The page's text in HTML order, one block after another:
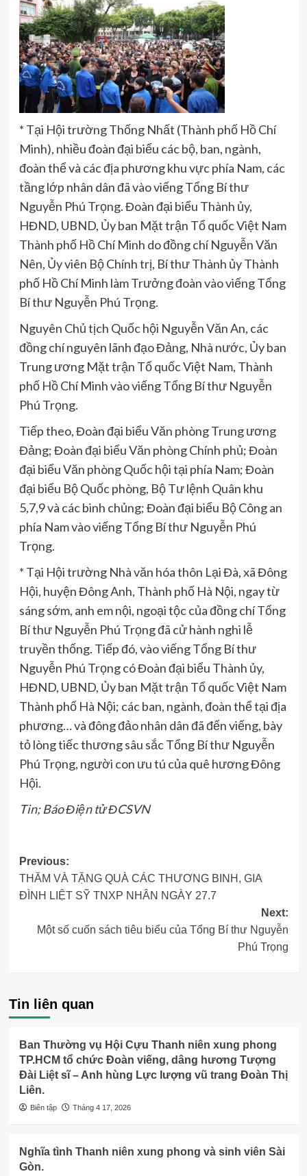
* Tại Hội trường Thống Nhất (Thành phố Hồ Chí
Minh), nhiều đoàn đại biểu các bộ, ban, ngành,
đoàn thể và các địa phương khu vực phía Nam, các
tầng lớp nhân dân đã vào viếng Tổng Bí thư
Nguyễn Phú Trọng. Đoàn đại biểu Thành ủy,
HĐND, UBND, Ủy ban Mặt trận Tổ quốc Việt Nam
Thành phố Hồ Chí Minh do đồng chí Nguyễn Văn
Nên, Ủy viên Bộ Chính trị, Bí thư Thành ủy Thành
phố Hồ Chí Minh làm Trưởng đoàn vào viếng Tổng
Bí thư Nguyễn Phú Trọng.
Nguyên Chủ tịch Quốc hội Nguyễn Văn An, các
đồng chí nguyên lãnh đạo Đảng, Nhà nước, Ủy ban
Trung ương Mặt trận Tổ quốc Việt Nam, Thành
phố Hồ Chí Minh vào viếng Tổng Bí thư Nguyễn
Phú Trọng.
Tiếp theo, Đoàn đại biểu Văn phòng Trung ương
Đảng; Đoàn đại biểu Văn phòng Chính phủ; Đoàn
đại biểu Văn phòng Quốc hội tại phía Nam; Đoàn
đại biểu Bộ Quốc phòng, Bộ Tư lệnh Quân khu
5,7,9 và các binh chủng; Đoàn đại biểu Bộ Công an
phía Nam vào viếng Tổng Bí thư Nguyễn Phú
Trọng.
* Tại Hội trường Nhà văn hóa thôn Lại Đà, xã Đông
Hội, huyện Đông Anh, Thành phố Hà Nội, ngay từ
sáng sớm, anh em nội, ngoại tộc của đồng chí Tổng
Bí thư Nguyễn Phú Trọng đã cử hành nghi lễ
truyền thống. Tiếp đó, vào viếng Tổng Bí thư
Nguyễn Phú Trọng có Đoàn đại biểu Thành ủy,
HĐND, UBND, Ủy ban Mặt trận Tổ quốc Việt Nam
Thành phố Hà Nội; các ban, ngành, đoàn thể tại địa
phương… và đông đảo nhân dân đã đến viếng, bày
tỏ lòng tiếc thương sâu sắc Tổng Bí thư Nguyễn
Phú Trọng, người con ưu tú của quê hương Đông
Hội.
Tin; Báo Điện tử ĐCSVN
Post
navigation
Previous:
THĂM VÀ TẶNG QUÀ CÁC THƯƠNG BINH, GIA
ĐÌNH LIỆT SỸ TNXP NHÂN NGÀY 27.7
Next:
Một số cuốn sách tiêu biểu của Tổng Bí thư Nguyễn
Phú Trọng
Tin liên quan
Ban Thường vụ Hội Cựu Thanh niên xung phong
TP.HCM tổ chức Đoàn viếng, dâng hương Tượng
Đài Liệt sĩ – Anh hùng Lực lượng vũ trang Đoàn Thị
Liên.
Biên tập Tháng 4 17, 2026
Nghĩa tình Thanh niên xung phong và sinh viên Sài
Gòn.